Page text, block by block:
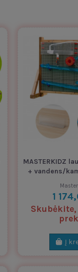
MASTERKIDZ
+ vandens/
1
Į